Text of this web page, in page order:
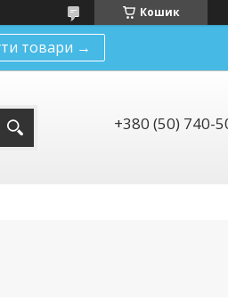
Кошик
товари →
+380 (50) 740-